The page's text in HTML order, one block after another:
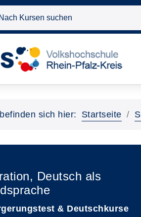
suchen
sich hier: Startseite
Deutsch als
& Deutschkurse